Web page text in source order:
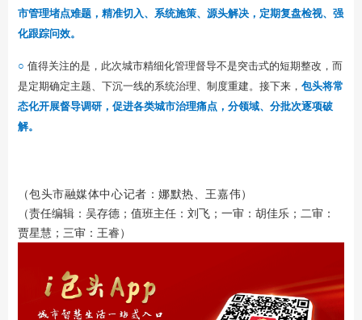
市管理堵点难题，精准切入、系统施策、源头解决，定期复盘检视、强
化跟踪问效。
○ 值得关注的是，此次城市精细化管理督导不是突击式的短期整改，而
是定期确定主题、下沉一线的系统治理、制度重建。接下来， 包头将常
态化开展督导调研，促进各类城市治理痛点，分领域、分批次逐项破
解。
（包头市融媒体中心记者 ：娜默热、王嘉伟）
（责任编辑：吴存德；值班主任：刘飞；一审：胡佳乐；二审：
贾星慧；三审：王睿）